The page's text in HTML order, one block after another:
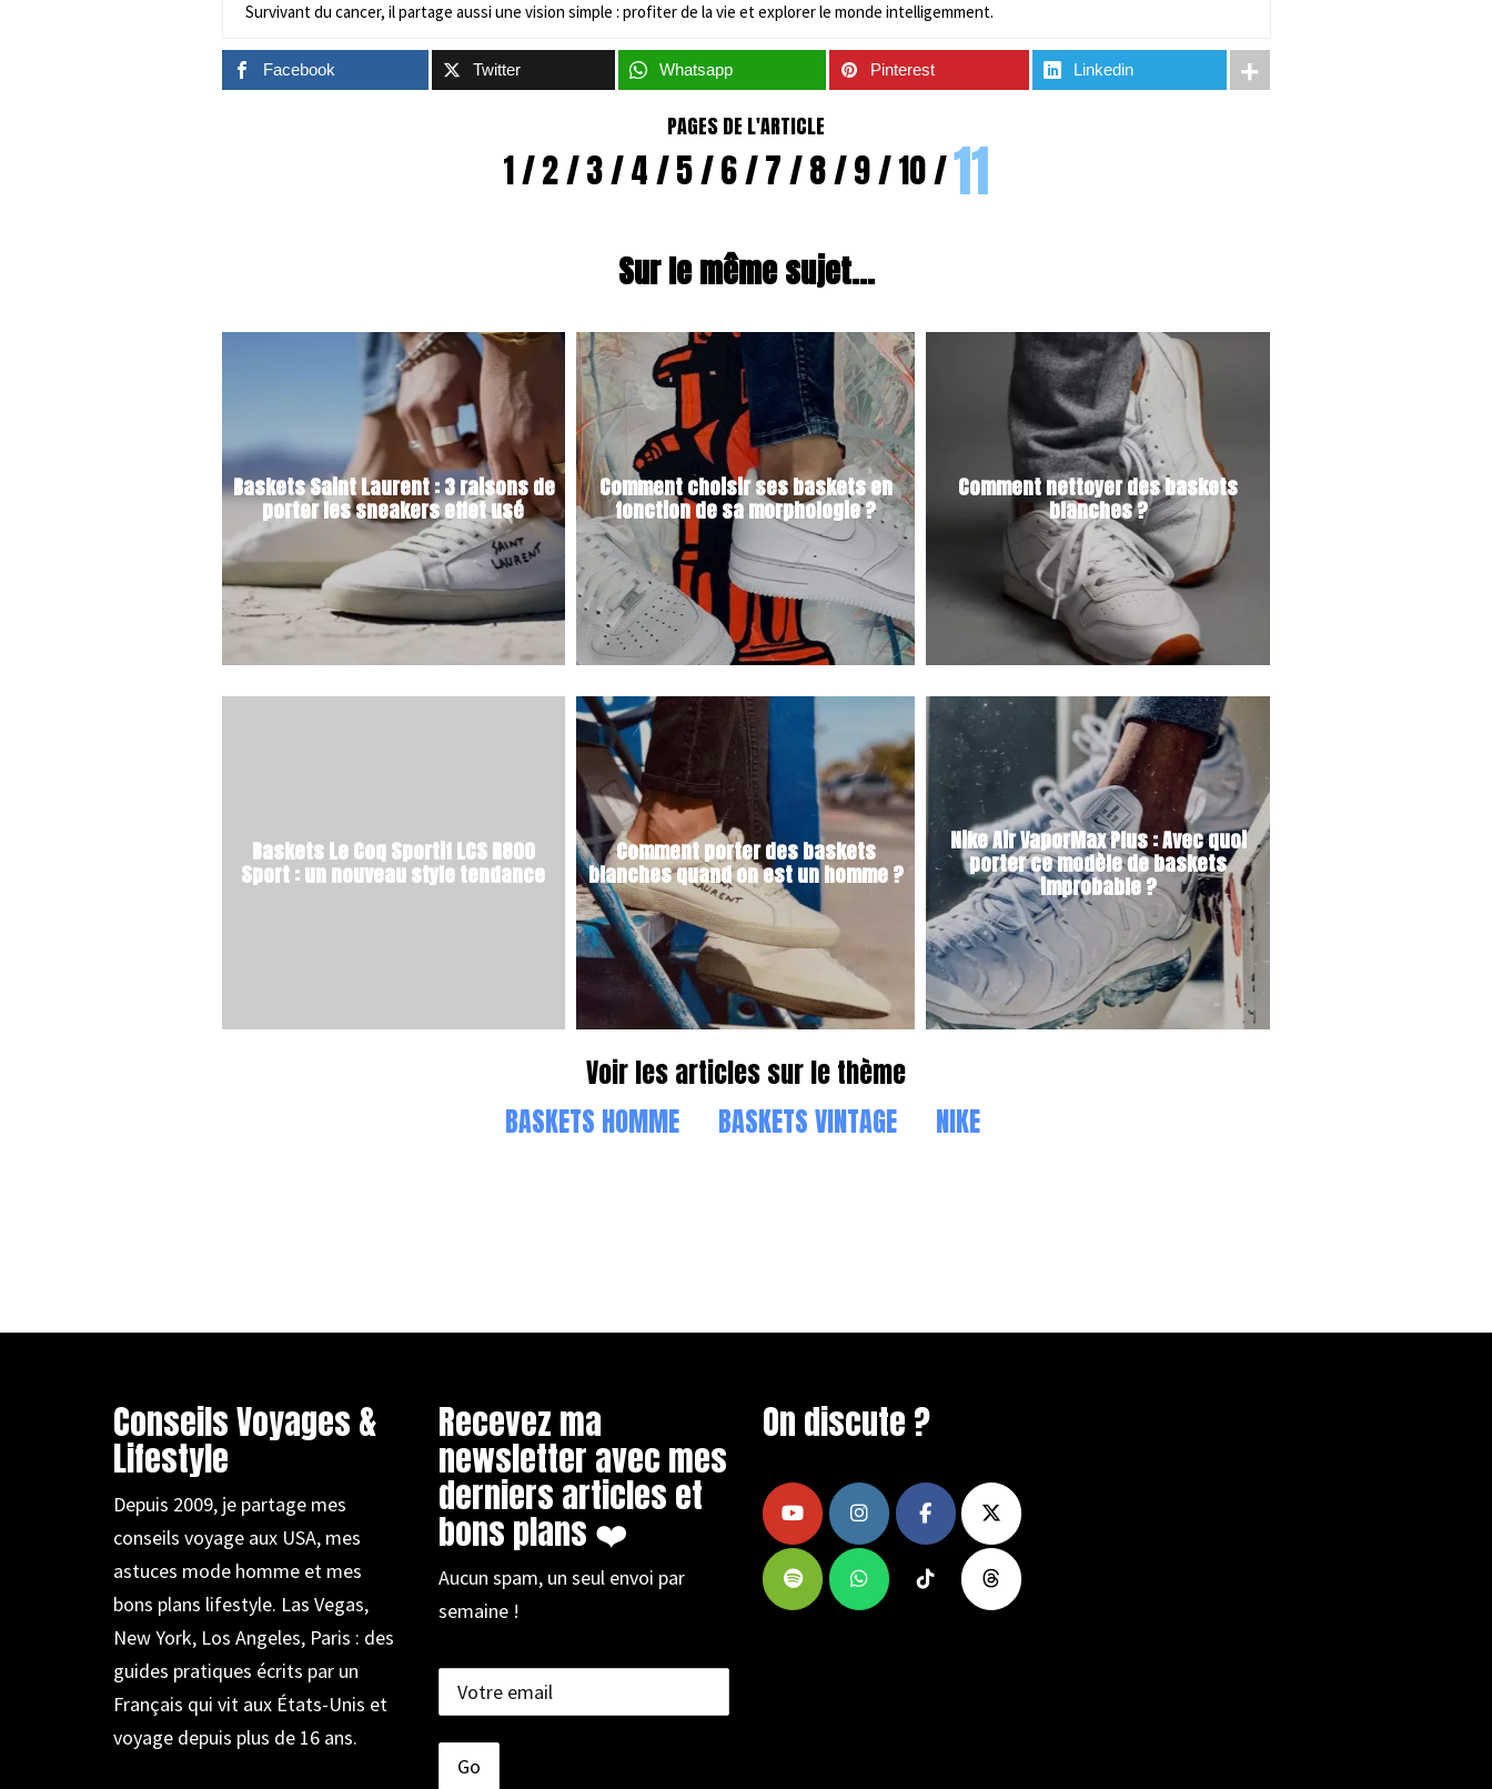
Survivant du cancer, il partage aussi une vision simple : profiter de la vie et explorer le monde intelligemment.
Facebook Twitter Whatsapp Pinterest Linkedin
PAGES DE L'ARTICLE
1 2 3 4 5 6 7 8 9 10 11
Sur le même sujet...
Baskets Saint Laurent : 3 raisons de
porter les sneakers effet usé
Comment choisir ses baskets en
fonction de sa morphologie ?
Comment nettoyer des baskets
blanches ?
Baskets Le Coq Sportif LCS R800
Sport : un nouveau style tendance
Comment porter des baskets
blanches quand on est un homme ?
Nike Air VaporMax Plus : Avec quoi
porter ce modèle de baskets
improbable ?
Voir les articles sur le thème
BASKETS HOMME
BASKETS VINTAGE NIKE
Conseils Voyages &
Lifestyle
Depuis 2009, je partage mes
conseils voyage aux USA, mes
astuces mode homme et mes
bons plans lifestyle. Las Vegas,
New York, Los Angeles, Paris : des
guides pratiques écrits par un
Français qui vit aux États-Unis et
voyage depuis plus de 16 ans.
Recevez ma
newsletter avec mes
derniers articles et
bons plans ❤️
Aucun spam, un seul envoi par
semaine !
On discute ?